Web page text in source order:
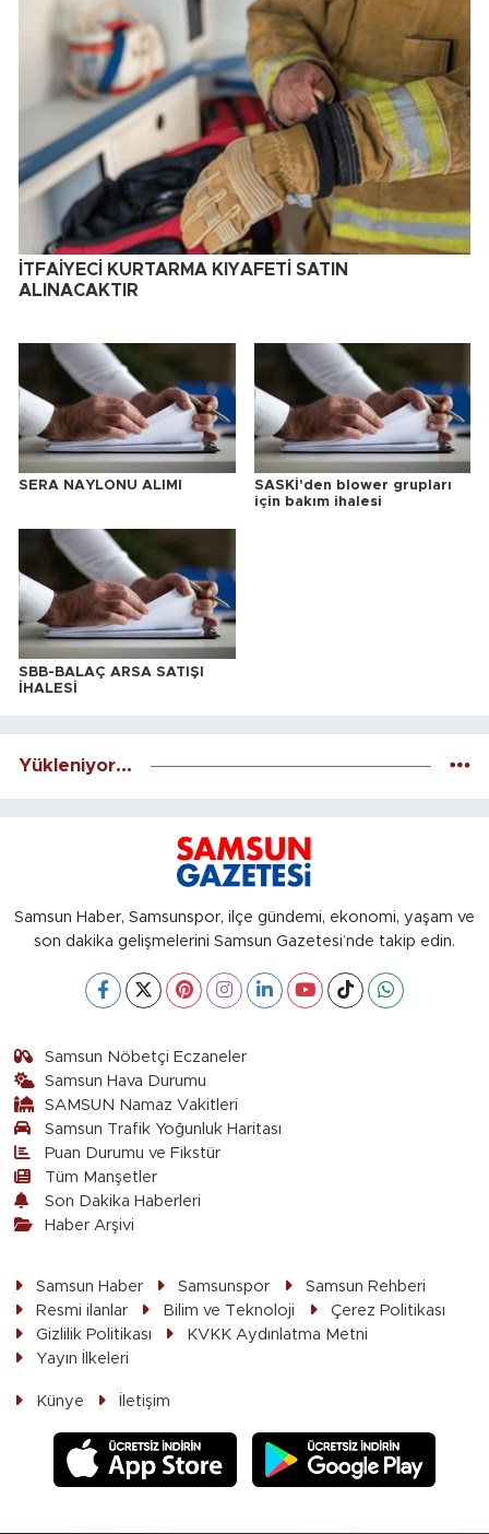
İTFAİYECİ KURTARMA KIYAFETİ SATIN
ALINACAKTIR
SERA NAYLONU ALIMI
SASKİ'den blower grupları
için bakım ihalesi
SBB-BALAÇ ARSA SATIŞI
İHALESİ
Yükleniyor...
Samsun Haber, Samsunspor, ilçe gündemi, ekonomi, yaşam ve
son dakika gelişmelerini Samsun Gazetesi’nde takip edin.
Samsun Nöbetçi Eczaneler
Samsun Hava Durumu
SAMSUN Namaz Vakitleri
Samsun Trafik Yoğunluk Haritası
Puan Durumu ve Fikstür
Tüm Manşetler
Son Dakika Haberleri
Haber Arşivi
Samsun Haber Samsunspor
Samsun Rehberi
Resmi ilanlar
Bilim ve Teknoloji
Çerez Politikası
Gizlilik Politikası
KVKK Aydınlatma Metni
Yayın İlkeleri
Künye İletişim